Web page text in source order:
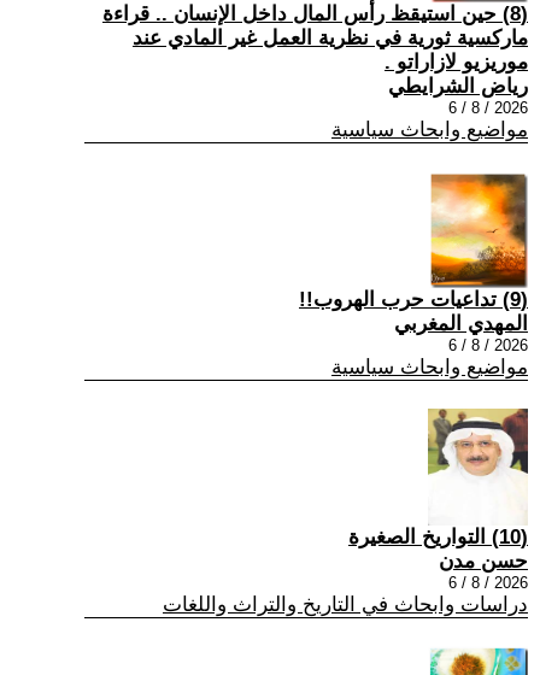
(8) حين استيقظ رأس المال داخل الإنسان .. قراءة
ماركسية ثورية في نظرية العمل غير المادي عند
موريزيو لازاراتو .
رياض الشرايطي
2026 / 8 / 6
مواضيع وابحاث سياسية
(9) تداعيات حرب الهروب!!
المهدي المغربي
2026 / 8 / 6
مواضيع وابحاث سياسية
(10) التواريخ الصغيرة
حسن مدن
2026 / 8 / 6
دراسات وابحاث في التاريخ والتراث واللغات